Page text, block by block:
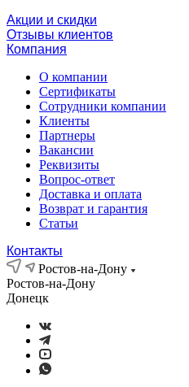
Акции и скидки
Отзывы клиентов
Компания
О компании
Сертификаты
Сотрудники компании
Клиенты
Партнеры
Вакансии
Реквизиты
Вопрос-ответ
Доставка и оплата
Возврат и гарантия
Статьи
Контакты
Ростов-на-Дону
Ростов-на-Дону
Донецк